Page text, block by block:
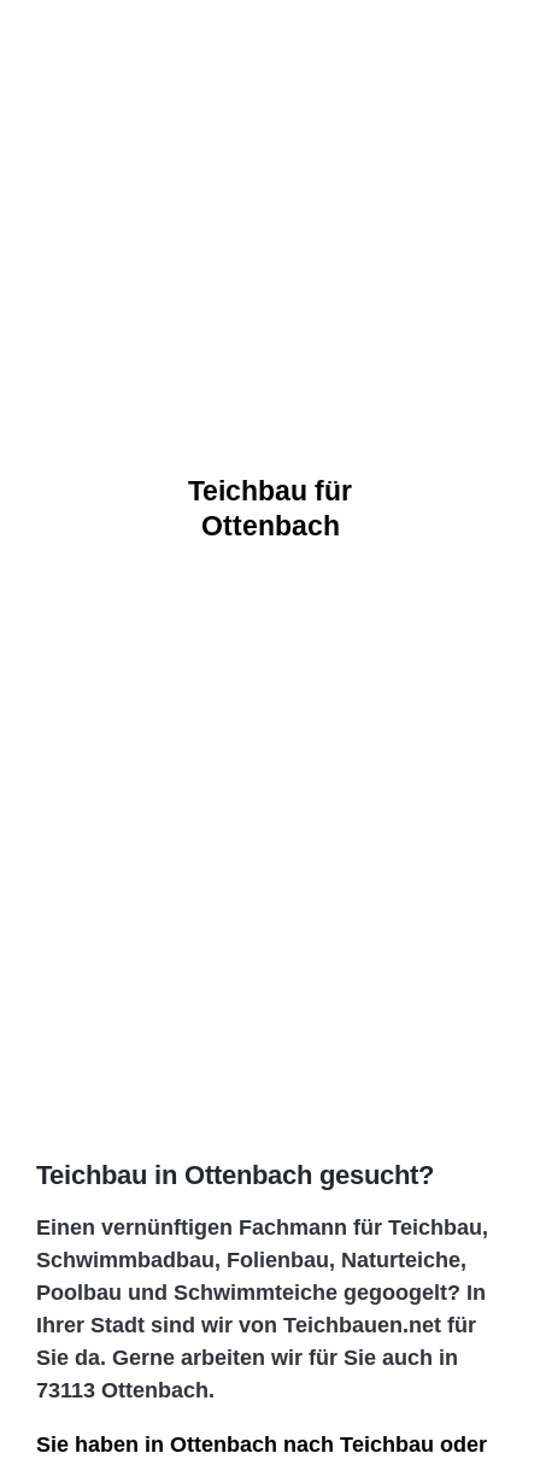
Teichbau für
Ottenbach
Teichbau in Ottenbach gesucht?
Einen vernünftigen Fachmann für Teichbau,
Schwimmbadbau, Folienbau, Naturteiche,
Poolbau und Schwimmteiche gegoogelt? In
Ihrer Stadt sind wir von Teichbauen.net für
Sie da. Gerne arbeiten wir für Sie auch in
73113 Ottenbach.
Sie haben in Ottenbach nach Teichbau oder